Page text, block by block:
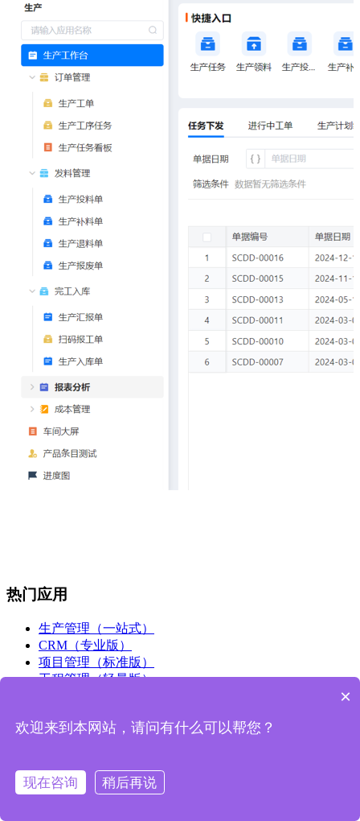
热门应用
生产管理（一站式）
CRM（专业版）
项目管理（标准版）
工程管理（轻量版）
人事行政（标准版）
客户管理
×
欢迎来到本网站，请问有什么可以帮您？
现在咨询 稍后再说